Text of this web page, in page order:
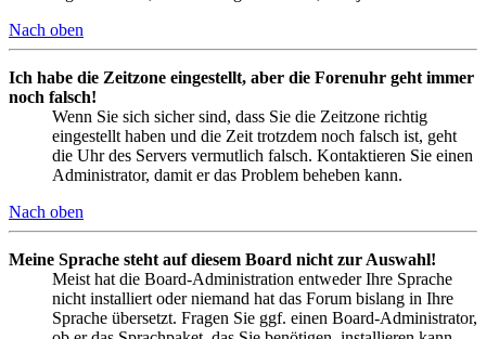
Nach oben
Ich habe die Zeitzone eingestellt, aber die Forenuhr geht immer
noch falsch!
Wenn Sie sich sicher sind, dass Sie die Zeitzone richtig
eingestellt haben und die Zeit trotzdem noch falsch ist, geht
die Uhr des Servers vermutlich falsch. Kontaktieren Sie einen
Administrator, damit er das Problem beheben kann.
Nach oben
Meine Sprache steht auf diesem Board nicht zur Auswahl!
Meist hat die Board-Administration entweder Ihre Sprache
nicht installiert oder niemand hat das Forum bislang in Ihre
Sprache übersetzt. Fragen Sie ggf. einen Board-Administrator,